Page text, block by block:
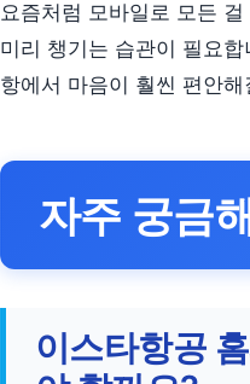
요즘처럼 모바일로 모든
미리 챙기는 습관이 필요
항에서 마음이 훨씬 편안해
자주 궁금
이스타항공